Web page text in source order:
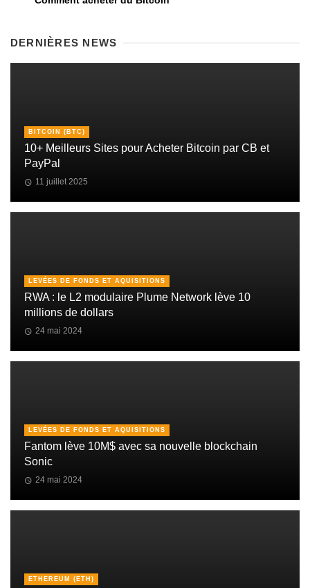
DERNIÈRES NEWS
BITCOIN (BTC)
10+ Meilleurs Sites pour Acheter Bitcoin par CB et
PayPal
11 juillet 2025
LEVÉES DE FONDS ET AQUISITIONS
RWA : le L2 modulaire Plume Network lève 10
millions de dollars
24 mai 2024
LEVÉES DE FONDS ET AQUISITIONS
Fantom lève 10M$ avec sa nouvelle blockchain
Sonic
24 mai 2024
ETHEREUM (ETH)